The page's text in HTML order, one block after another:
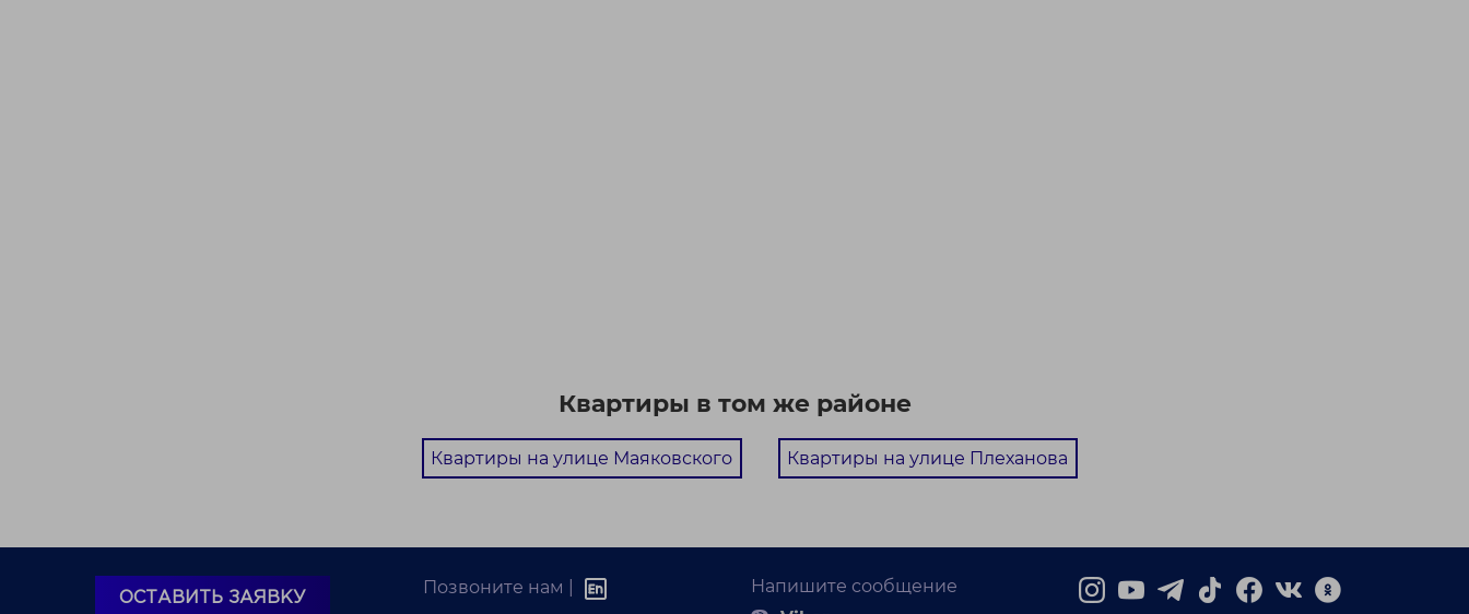
Квартиры в том же районе
Квартиры на улице Маяковского Квартиры на улице Плеханова
ОСТАВИТЬ ЗАЯВКУ
Позвоните нам |
Напишите сообщение